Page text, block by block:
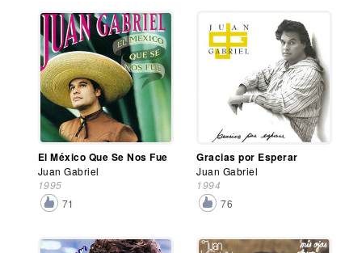
El México Que Se Nos Fue
Juan Gabriel
1995
71
Gracias por Esperar
Juan Gabriel
1994
76